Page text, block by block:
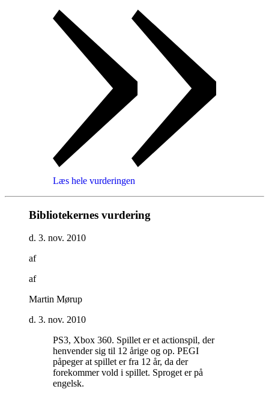
Læs hele vurderingen
Bibliotekernes vurdering
d. 3. nov. 2010
af
af
Martin Mørup
d. 3. nov. 2010
PS3, Xbox 360. Spillet er et actionspil, der
henvender sig til 12 årige og op. PEGI
påpeger at spillet er fra 12 år, da der
forekommer vold i spillet. Sproget er på
engelsk.